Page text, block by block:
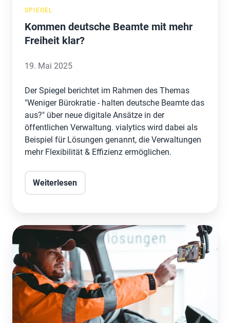
SPIEGEL
Kommen deutsche Beamte mit mehr
Freiheit klar?
19. Mai 2025
Der Spiegel berichtet im Rahmen des Themas
"Weniger Bürokratie - halten deutsche Beamte das
aus?" über neue digitale Ansätze in der
öffentlichen Verwaltung. vialytics wird dabei als
Beispiel für Lösungen genannt, die Verwaltungen
mehr Flexibilität & Effizienz ermöglichen.
Weiterlesen
Dieses
Start-
up
erkennt
Schlaglöcher
mit